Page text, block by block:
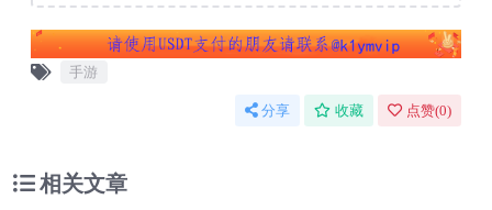
手游
分享 收藏 点赞(0)
相关文章